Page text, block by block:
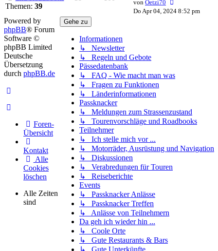
Themen: 39 von Oetzi70
Beitrag
Do Apr 04, 2024 8:52 pm
Gehe zu
Informationen
↳ Newsletter
↳ Regeln und Gebote
Pässedatenbank
↳ FAQ - Wie macht man was
↳ Fragen zu Funktionen
↳ Länderinformationen
Passknacker
↳ Meldungen zum Strassenzustand
↳ Tourenvorschläge und Roadbooks
Teilnehmer
↳ Ich stelle mich vor ...
↳ Motorräder, Ausrüstung und Navigation
↳ Diskussionen
↳ Verabredungen für Touren
↳ Reiseberichte
Events
↳ Passknacker Anlässe
↳ Passknacker Treffen
↳ Anlässe von Teilnehmern
Da geh ich wieder hin ...
↳ Coole Orte
↳ Gute Restaurants & Bars
↳ Gute Unterkünfte
Powered by
phpBB® Forum
Software ©
phpBB Limited
Deutsche
Übersetzung
durch phpBB.de
Foren-
Übersicht
Kontakt
Alle
Cookies
löschen
Alle Zeiten
sind